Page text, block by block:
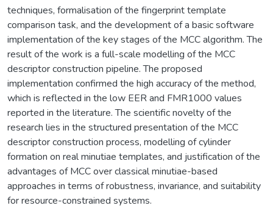
techniques, formalisation of the fingerprint template
comparison task, and the development of a basic software
implementation of the key stages of the MCC algorithm. The
result of the work is a full-scale modelling of the MCC
descriptor construction pipeline. The proposed
implementation confirmed the high accuracy of the method,
which is reflected in the low EER and FMR1000 values
reported in the literature. The scientific novelty of the
research lies in the structured presentation of the MCC
descriptor construction process, modelling of cylinder
formation on real minutiae templates, and justification of the
advantages of MCC over classical minutiae-based
approaches in terms of robustness, invariance, and suitability
for resource-constrained systems.